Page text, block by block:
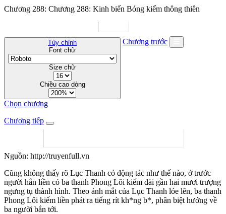
Chương 288: Chương 288: Kinh biến Bóng kiếm thông thiên
Tùy chỉnh
Font chữ
Size chữ
Chiều cao dòng
Chương trước
Chọn chương
Chương tiếp
Nguồn: http://truyenfull.vn
Cũng không thấy rõ Lục Thanh có động tác như thế nào, ở trước
người hắn liền có ba thanh Phong Lôi kiếm dài gần hai mươi trượng
ngưng tụ thành hình. Theo ánh mắt của Lục Thanh lóe lên, ba thanh
Phong Lôi kiếm liền phát ra tiếng rít kh*ng b*, phân biệt hướng về
ba người bắn tới.